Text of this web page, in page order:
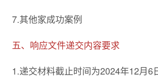
7.其他家成功案例
五、响应文件递交内容要求
1.递交材料截止时间为2024年12月6